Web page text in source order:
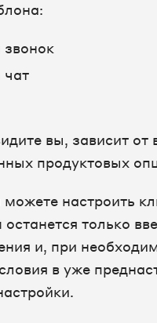
вы, зависит от
продуктовых
настроить
только
и, при
в уже